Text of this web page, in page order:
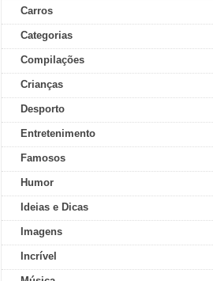
Carros
Categorias
Compilações
Crianças
Desporto
Entretenimento
Famosos
Humor
Ideias e Dicas
Imagens
Incrível